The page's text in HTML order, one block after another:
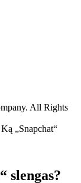
All Rights
Ką „Snapchat“
slengas?